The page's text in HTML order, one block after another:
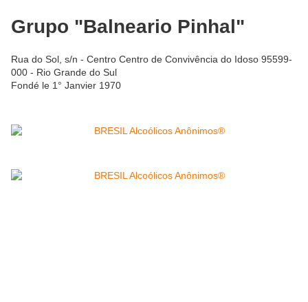
Grupo "Balneario Pinhal"
Rua do Sol, s/n - Centro Centro de Convivência do Idoso 95599-
000 - Rio Grande do Sul
Fondé le 1° Janvier 1970